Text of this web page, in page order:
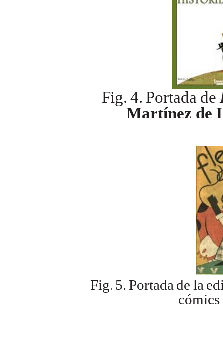
Fig. 4. Portada de
Martínez de
Fig. 5.Portada de la
cómics